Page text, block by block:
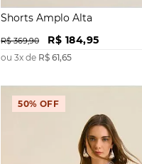
Shorts Amplo Alta
R$ 369,90 R$ 184,95
ou 3x de R$ 61,65
50% OFF